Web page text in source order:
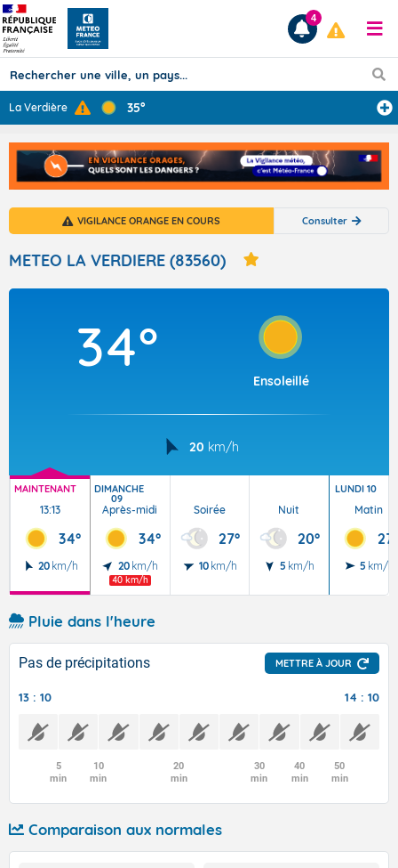
Prévisions
TOUS LES RÉSULTATS
Articles
4
La Verdière 35°
VIGILANCE ORANGE EN COURS Consulter
METEO LA VERDIERE (83560)
34°
Ensoleillé
20 km/h
MAINTENANT
13:13
34°
20 km/h
DIMANCHE
09
Après-midi
34°
20 km/h
40 km/h
Soirée
27°
10 km/h
Nuit
20°
5 km/h
LUNDI 10
Matin
27°
5 km/h
Pluie dans l'heure
Pas de précipitations METTRE À JOUR
13 : 10 14 : 10
5
min
10
min
20
min
30
min
40
min
50
min
Comparaison aux normales